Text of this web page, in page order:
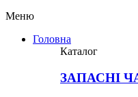
Меню
Головна
Каталог
ЗАПАСНІ